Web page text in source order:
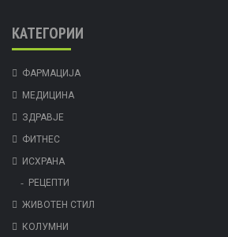
КАТЕГОРИИ
ФАРМАЦИЈА
МЕДИЦИНА
ЗДРАВЈЕ
ФИТНЕС
ИСХРАНА
РЕЦЕПТИ
ЖИВОТЕН СТИЛ
КОЛУМНИ